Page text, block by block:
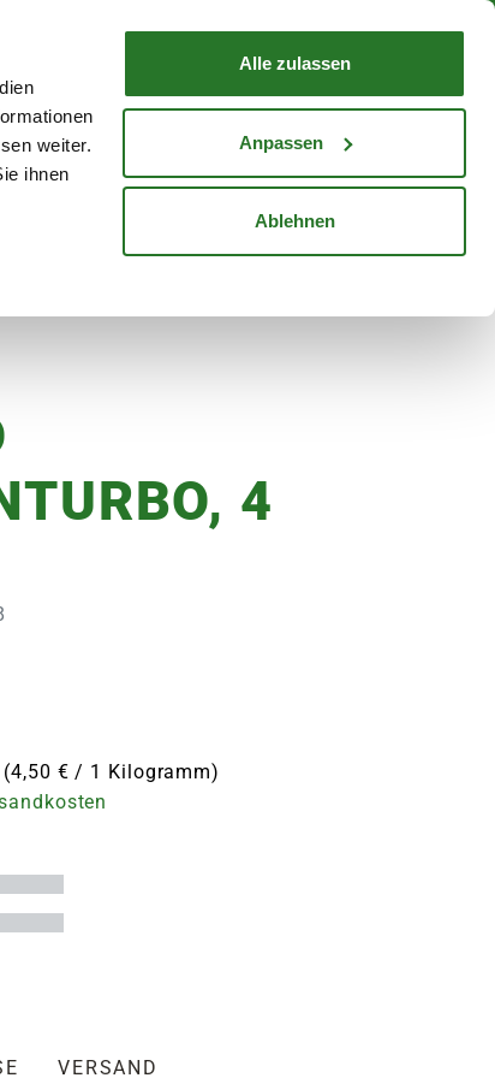
weiter.
ihnen
Alle zulassen
Anpassen
Ablehnen
Mein KontoStandorte
WARENKORB
Karriere
4
€ / 1 Kilogramm)
VERSAND